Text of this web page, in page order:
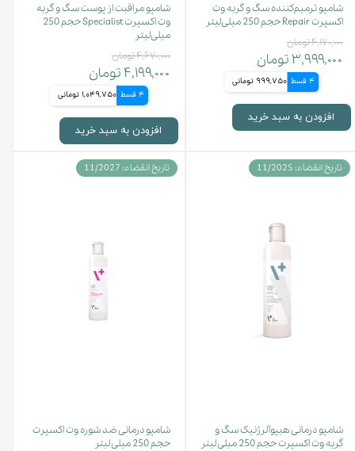
شامپو ترمیم‌کننده سگ و گربه وت
اکسپرت Repair حجم 250 میلی‌لیتر
۴,۱۷۰,۰۰۰ تومان
۳,۹۹۹,۰۰۰ تومان
4 قسط 999,750 تومانی
افزودن به سبد خرید
شامپو مراقبت از پوست سگ و گربه
وت اکسپرت Specialist حجم 250
میلی‌لیتر
۴,۶۷۰,۰۰۰ تومان
۴,۱۹۹,۰۰۰ تومان
4 قسط 1,049,750 تومانی
افزودن به سبد خرید
شامپو درمانی هیپوآلرژنیک سگ و
گربه وت اکسپرت حجم 250 میلی لیتر
تاریخ انقضاء: 11/2025
شامپو درمانی ضد شوره وت اکسپرت
حجم 250 میلی لیتر
تاریخ انقضاء: 11/2027